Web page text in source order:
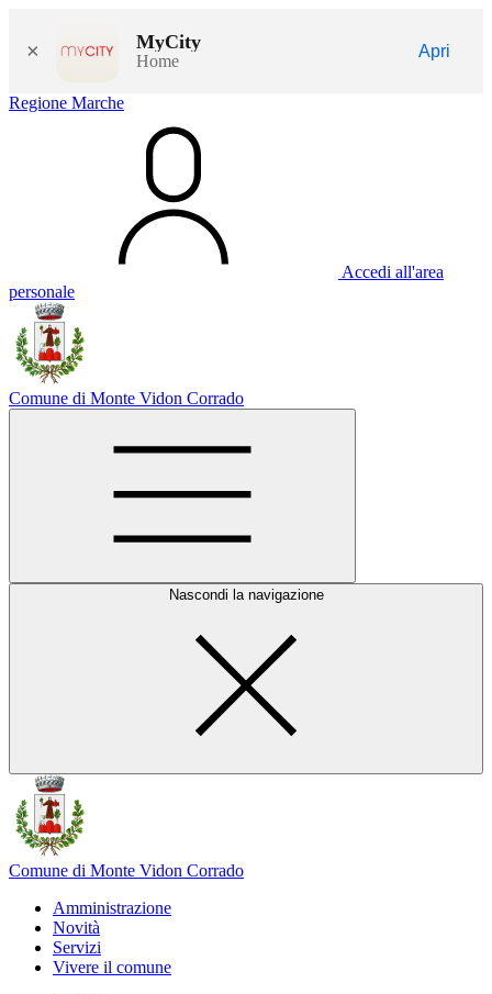
× MyCity
Home
Apri
Regione Marche
Accedi all'area
personale
Comune di Monte Vidon Corrado
Nascondi la navigazione
Comune di Monte Vidon Corrado
Amministrazione
Novità
Servizi
Vivere il comune